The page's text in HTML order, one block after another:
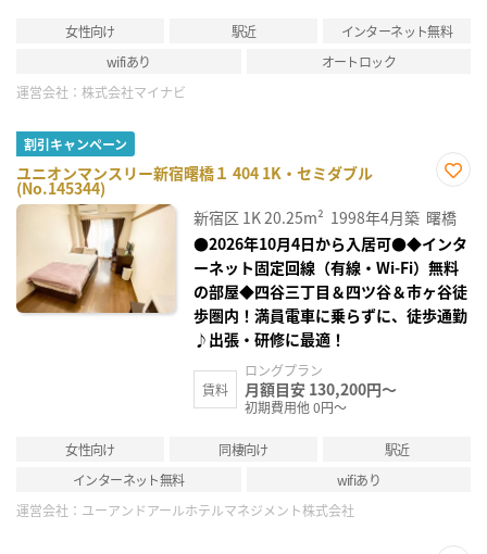
女性向け 駅近
インターネット無料
wifiあり
オートロック
運営会社： 株式会社マイナビ
割引キャンペーン
ユニオンマンスリー新宿曙橋１ 404 1K・セミダブル
(No.145344)
に入
り登
録
新宿区 1K20.25m² 1998年4月築 曙橋
●2026年10月4日から入居可●◆インタ
ーネット固定回線（有線・Wi-Fi）無料
の部屋◆四谷三丁目＆四ツ谷＆市ヶ谷徒
歩圏内！満員電車に乗らずに、徒歩通勤
♪出張・研修に最適！
賃料
ロングプラン
月額目安 130,200円～
初期費用他 0円～
女性向け 同棲向け
駅近
インターネット無料
wifiあり
運営会社： ユーアンドアールホテルマネジメント株式会社